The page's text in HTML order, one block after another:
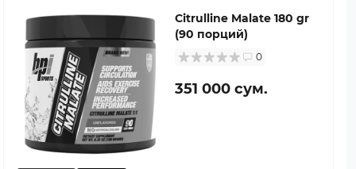
Citrulline Malate 180 gr
(90 порций)
0
351 000 сум.